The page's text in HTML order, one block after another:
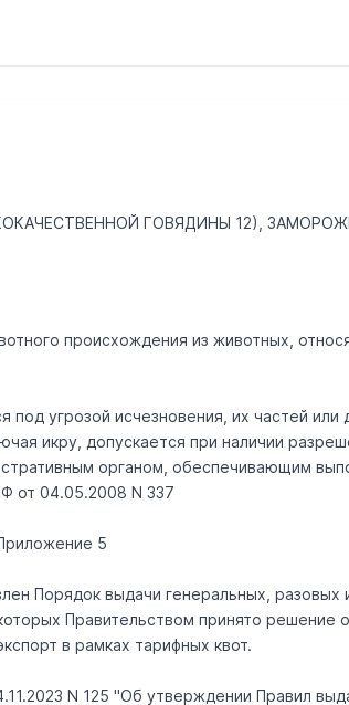
ГОВЯДИНЫ 12),
происхождения из животных,
угрозой исчезновения, их частей
икру, допускается при наличии
органом, обеспечивающим
от 04.05.2008 N 337
5
Порядок выдачи генеральных, разовых
Правительством принято решение
в рамках тарифных квот.
N 125 "Об утверждении Правил